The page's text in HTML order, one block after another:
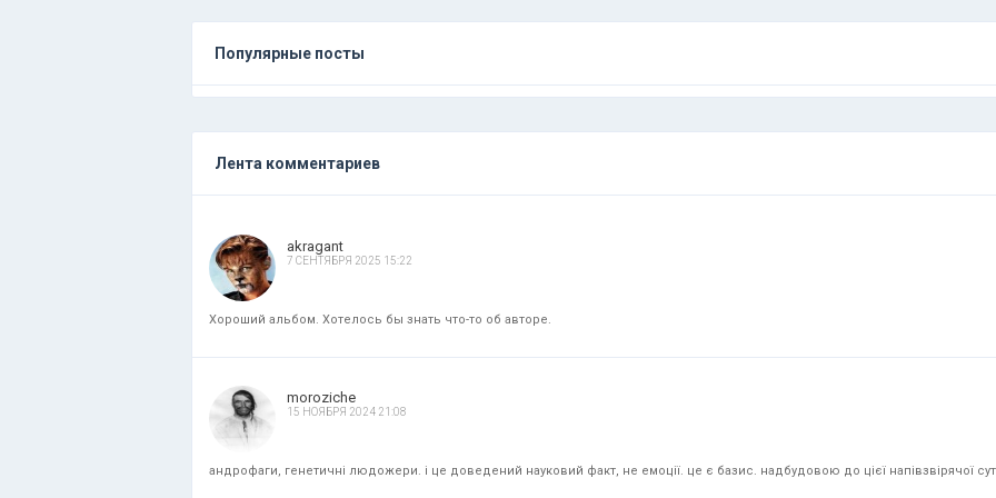
Популярные посты
Лента комментариев
akragant
7 СЕНТЯБРЯ 2025 15:22
Хороший альбом. Хотелось бы знать что-то об авторе.
moroziche
15 НОЯБРЯ 2024 21:08
андрофаги, генетичні людожери. і це доведений науковий факт, не емоції. це є базис. надбудовою до цієї напівзвірячої